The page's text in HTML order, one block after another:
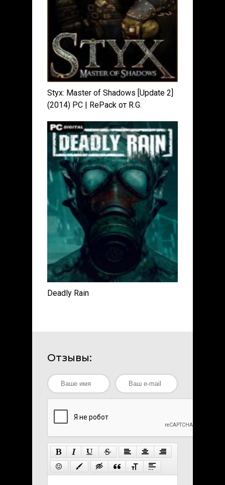
Styx: Master of Shadows [Update 2]
(2014) PC | RePack от R.G.
Deadly Rain
Отзывы: